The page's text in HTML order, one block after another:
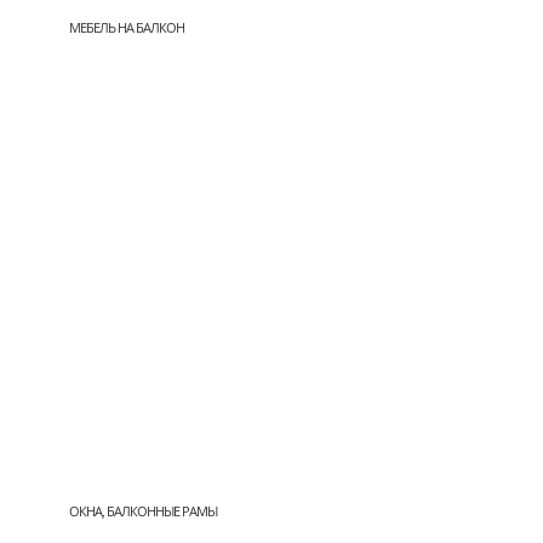
МЕБЕЛЬ НА БАЛКОН
ОКНА, БАЛКОННЫЕ РАМЫ